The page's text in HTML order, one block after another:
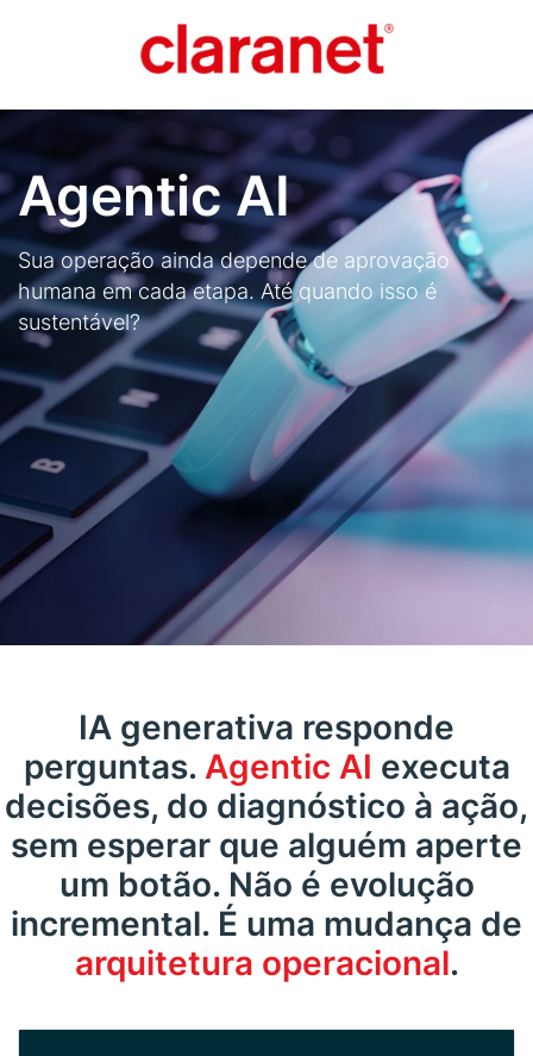
to
content
Agentic AI
Sua operação ainda depende de aprovação
humana em cada etapa. Até quando isso é
sustentável?
IA generativa responde
perguntas. Agentic AI executa
decisões, do diagnóstico à ação,
sem esperar que alguém aperte
um botão. Não é evolução
incremental. É uma mudança de
arquitetura operacional.